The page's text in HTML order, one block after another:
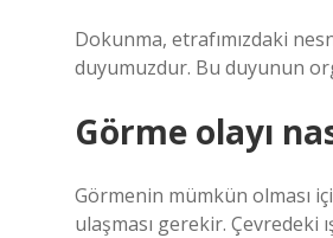
Dokunma, etrafımızdaki
duyumuzdur. Bu duyunun
Görme olayı
Görmenin mümkün olması
ulaşması gerekir. Çevredeki